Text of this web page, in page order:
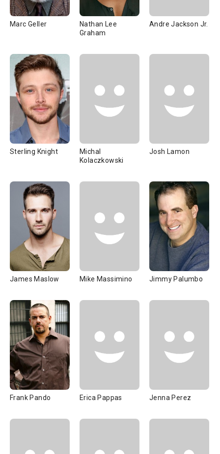
Marc Geller
Nathan Lee
Graham
Andre Jackson Jr.
Sterling Knight
Michal
Kolaczkowski
Josh Lamon
James Maslow Mike Massimino Jimmy Palumbo
Frank Pando Erica Pappas Jenna Perez